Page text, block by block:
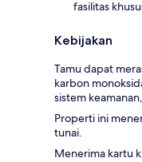
fasilitas
Kebijakan
Tamu dapat
karbon
sistem
Properti ini
tunai.
Menerima kartu